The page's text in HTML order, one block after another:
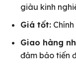
giàu kinh
Giá tốt:
Giao hàng
đảm bảo tiến